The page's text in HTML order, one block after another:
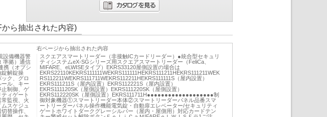
ら抽出された内容)
備機器警
準拠）通信
携（オプシ
錠解錠操
ク、グロ
ル、キー
制御、ゲ
ィゲート
監視、火
スケジュ
替操作、
右ページから抽出された内容
スクエアスマートリーダー（非接触ICカードリーダー）●統合型セキュリ
ティシステムeX-SGシリーズ用スクエアスマートリーダー（FeliCa、
MIFARE、eLWISEタイプ）EKRS33120屋側設置の場合は
EKRS22110KEKRS111111WEKRS111111HEKRS111211HEKRS111211WEK
RS112211WEKRS111711WEKRS112211HEKRS111111S（屋内設置）
EKRS111211S（屋内設置）EKRS112221S（屋内設置）
EKRS111120SK（屋側設置）EKRS111220SK（屋側設置）
EKRS112220SK（屋側設置）EKRS111711H●●●●●●●●●●●●●●●●●●●制
御対象機器①スマートリーダー本体②スマートリーダーパネル品番スマ
ートリーダーパネル操作機能電気錠・自動扉エレベーター/セキュリティ
ゲートホワイトダークグレーシルバー（屋内・屋側用）対応カードテン